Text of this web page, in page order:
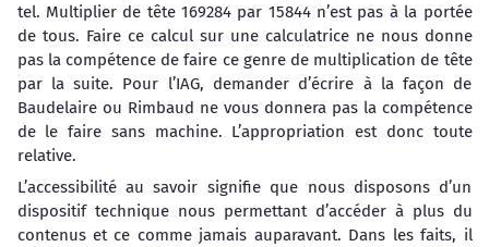
tel. Multiplier de tête 169284 par 15844 n’est pas à la portée
de tous. Faire ce calcul sur une calculatrice ne nous donne
pas la compétence de faire ce genre de multiplication de tête
par la suite. Pour l’IAG, demander d’écrire à la façon de
Baudelaire ou Rimbaud ne vous donnera pas la compétence
de le faire sans machine. L’appropriation est donc toute
relative.
L’accessibilité au savoir signifie que nous disposons d’un
dispositif technique nous permettant d’accéder à plus du
contenus et ce comme jamais auparavant. Dans les faits, il